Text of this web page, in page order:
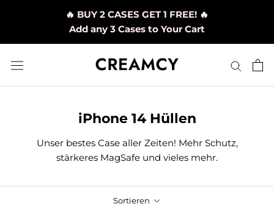
🔥 BUY 2 CASES GET 1 FREE! 🔥
Add any 3 Cases to Your Cart
iPhone 14 Hüllen
Unser bestes Case aller Zeiten! Mehr Schutz,
stärkeres MagSafe und vieles mehr.
Sortieren